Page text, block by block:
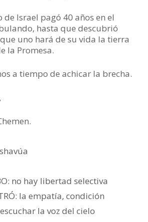
de Israel pagó 40 años en el
hasta que descubrió
uno hará de su vida la tierra
la Promesa.
a tiempo de achicar la brecha.
no hay libertad selectiva
la empatía, condición
la voz del cielo